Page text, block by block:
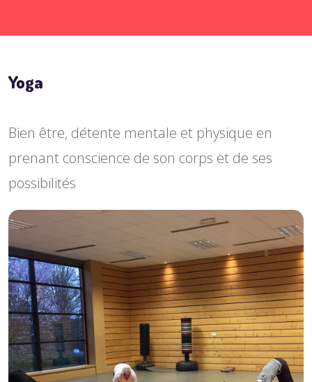
Yoga
Bien être, détente mentale et physique en
prenant conscience de son corps et de ses
possibilités